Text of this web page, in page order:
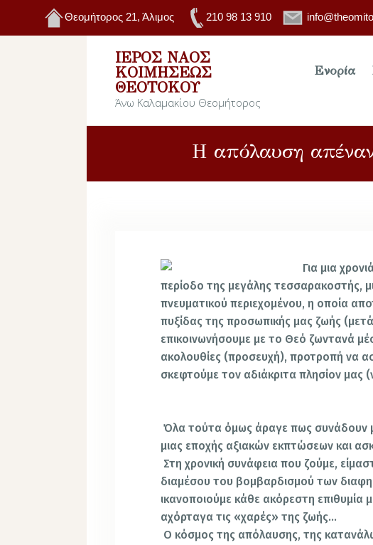
Θεομήτορος 21, Άλιμος 210 98 13 910
ΙΕΡΌΣ ΝΑΌΣ
ΚΟΙΜΉΣΕΩΣ
ΘΕΟΤΌΚΟΥ
Άνω Καλαμακίου Θεομήτορος
Ενορία
Η απόλαυση
Για μια
περίοδο της μεγάλης τεσσαρακοστής,
πνευματικού περιεχομένου, η οποία
πυξίδας της προσωπικής μας ζωής
επικοινωνήσουμε με το Θεό ζωντανά
ακολουθίες (προσευχή), προτροπή να
σκεφτούμε τον αδιάκριτα πλησίον μας
Όλα τούτα όμως άραγε πως συνάδουν
μιας εποχής αξιακών εκπτώσεων και
Στη χρονική συνάφεια που ζούμε,
διαμέσου του βομβαρδισμού των
ικανοποιούμε κάθε ακόρεστη επιθυμία
αχόρταγα τις «χαρές» της ζωής…
Ο κόσμος της απόλαυσης, της